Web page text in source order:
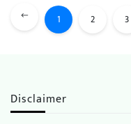
1 2 3
Disclaimer